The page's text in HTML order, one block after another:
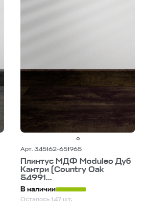
Арт. 345162-651965
Плинтус МДФ Moduleo Дуб
Кантри (Country Oak
54991...
В наличии
Осталось 147 шт.